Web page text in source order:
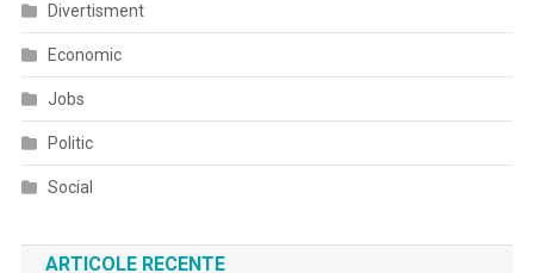
Divertisment
Economic
Jobs
Politic
Social
ARTICOLE RECENTE